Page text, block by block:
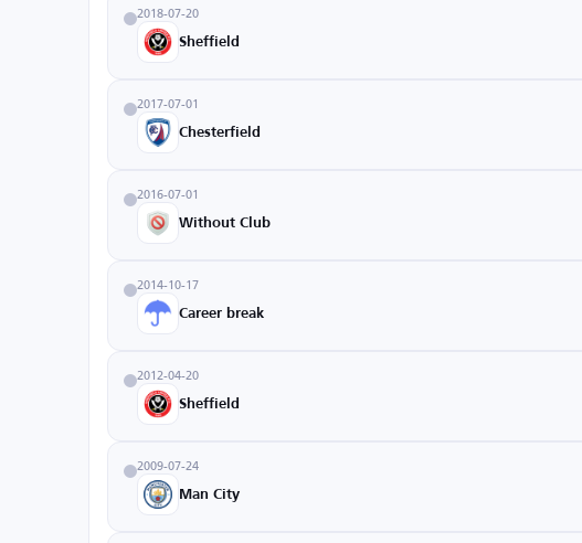
2018-07-20
Sheffield
2017-07-01
Chesterfield
2016-07-01
Without Club
2014-10-17
Career break
2012-04-20
Sheffield
2009-07-24
Man City